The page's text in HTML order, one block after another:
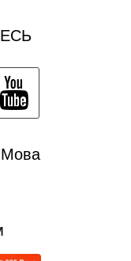
Мова